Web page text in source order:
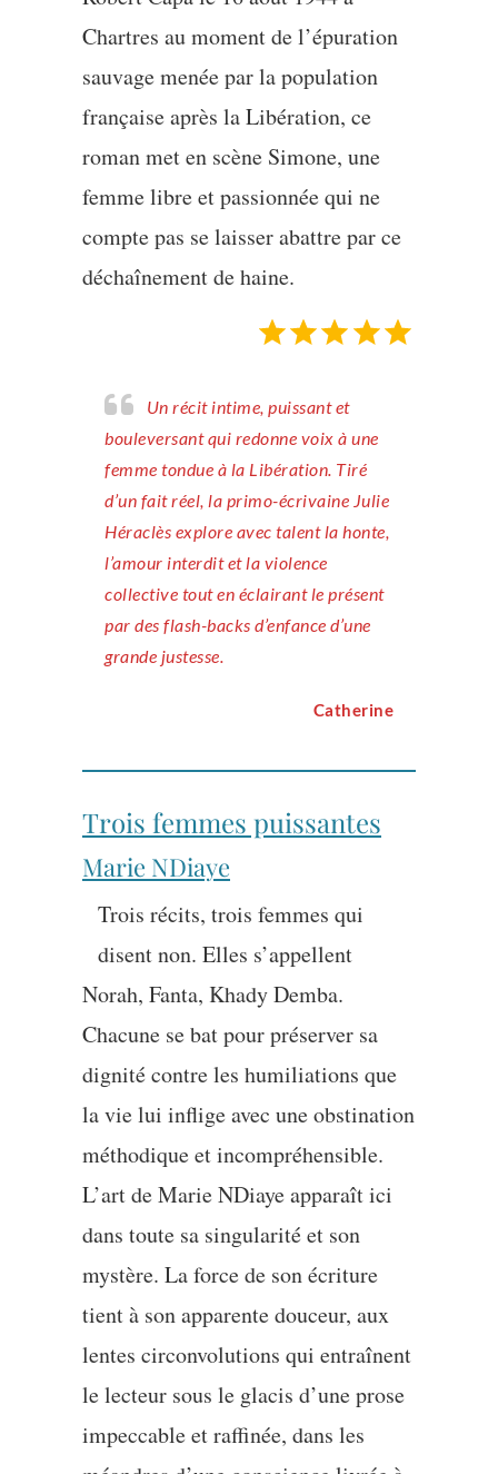
Chartres au moment de l’épuration
sauvage menée par la population
française après la Libération, ce
roman met en scène Simone, une
femme libre et passionnée qui ne
compte pas se laisser abattre par ce
déchaînement de haine.
Un récit intime, puissant et
bouleversant qui redonne voix à une
femme tondue à la Libération. Tiré
d’un fait réel, la primo-écrivaine Julie
Héraclès explore avec talent la honte,
l’amour interdit et la violence
collective tout en éclairant le présent
par des flash-backs d’enfance d’une
grande justesse.
Catherine
Trois femmes puissantes
Marie NDiaye
Trois récits, trois femmes qui
disent non. Elles s’appellent
Norah, Fanta, Khady Demba.
Chacune se bat pour préserver sa
dignité contre les humiliations que
la vie lui inflige avec une obstination
méthodique et incompréhensible.
L’art de Marie NDiaye apparaît ici
dans toute sa singularité et son
mystère. La force de son écriture
tient à son apparente douceur, aux
lentes circonvolutions qui entraînent
le lecteur sous le glacis d’une prose
impeccable et raffinée, dans les